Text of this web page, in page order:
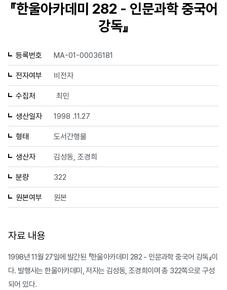
『한울아카데미 282 - 인문과학 중국어
강독』
등록번호 MA-01-00036181
전자여부 비전자
수집처 최민
생산일자 1998 .11.27
형태 도서간행물
생산자 김성동, 조경희
분량 322
원본여부 원본
자료 내용
1998년 11월 27일에 발간된 『한울아카데미 282 - 인문과학 중국어 강독』이
다. 발행사는 한울아카데미, 저자는 김성동, 조경희이며 총 322쪽으로 구성
되어 있다.